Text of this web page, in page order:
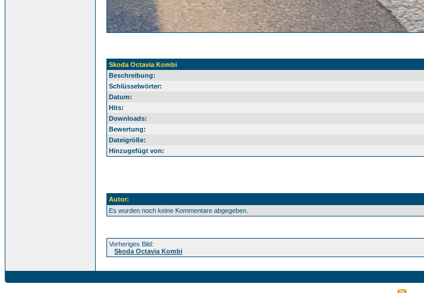
Skoda Octavia Kombi
Beschreibung:
Schlüsselwörter:
Datum:
Hits:
Downloads:
Bewertung:
Dateigröße:
Hinzugefügt von:
Autor:
Es wurden noch keine Kommentare abgegeben.
Vorheriges Bild:
Skoda Octavia Kombi